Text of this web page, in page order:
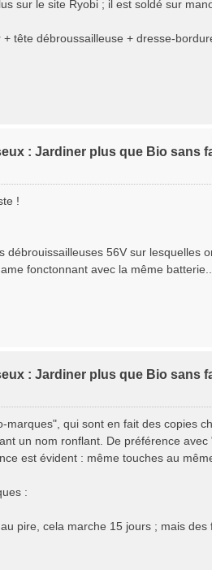
sur le site Ryobi ; il est soldé sur
tête débroussailleuse + dresse-
: Jardiner plus que Bio sans
!
débrouissailleuses 56V sur lesquelles
fonctonnant avec la même
: Jardiner plus que Bio sans
marques", qui sont en fait des copies
un nom ronflant. De préférence
est évident : même touches au
:
pire, cela marche 15 jours ; mais